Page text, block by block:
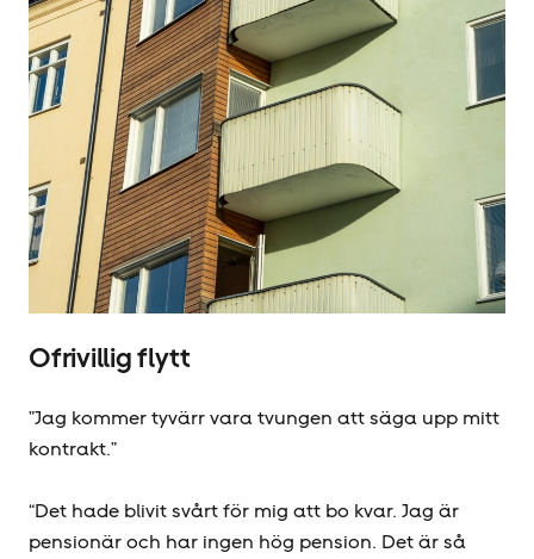
Ofrivillig flytt
”Jag kommer tyvärr vara tvungen att säga upp mitt
kontrakt.”
“Det hade blivit svårt för mig att bo kvar. Jag är
pensionär och har ingen hög pension. Det är så